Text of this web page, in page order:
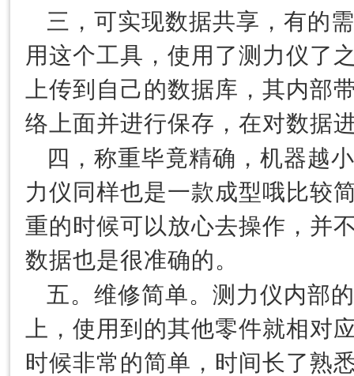
三，可实现数据共享，有的
用这个工具，使用了测力仪了
上传到自己的数据库，其内部
络上面并进行保存，在对数据
四，称重毕竟精确，机器越
力仪同样也是一款成型哦比较
重的时候可以放心去操作，并
数据也是很准确的。
五。维修简单。测力仪内部
上，使用到的其他零件就相对
时候非常的简单，时间长了熟